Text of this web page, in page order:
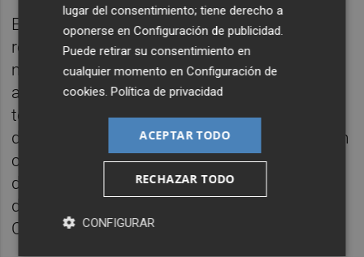
El director general de Función Pública
requirió en cuatro ocasiones el pasado año -
mayo, junio, julio y diciembre- el informe
anual sobre la implantación anual del
teletrabajo a las subsecretarías y entidades
del sector público con personal cuya gestión
corresponde a esa dirección general, para
dar cuenta del programa aprobado o de la
demora para hacerlo a la Comisión de
Control correspondiente.
lugar del consentimiento; tiene derecho a
oponerse enConfiguración de publicidad.
Puede retirar su consentimiento en
cualquier momento enConfiguración de
cookies.Política de privacidad
ACEPTAR TODO
RECHAZAR TODO
CONFIGURAR